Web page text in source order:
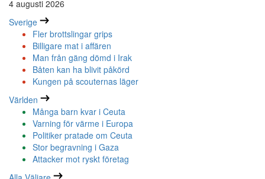
4 augusti 2026
Sverige
Fler brottslingar grips
Billigare mat i affären
Man från gäng dömd i Irak
Båten kan ha blivit påkörd
Kungen på scouternas läger
Världen
Många barn kvar i Ceuta
Varning för värme i Europa
Politiker pratade om Ceuta
Stor begravning i Gaza
Attacker mot ryskt företag